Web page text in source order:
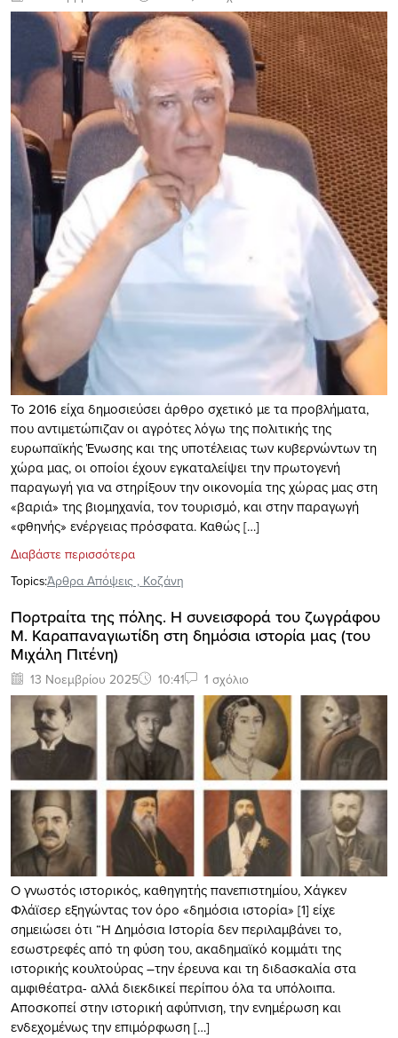
Το 2016 είχα δημοσιεύσει άρθρο σχετικό με τα προβλήματα,
που αντιμετώπιζαν οι αγρότες λόγω της πολιτικής της
ευρωπαϊκής Ένωσης και της υποτέλειας των κυβερνώντων τη
χώρα μας, οι οποίοι έχουν εγκαταλείψει την πρωτογενή
παραγωγή για να στηρίξουν την οικονομία της χώρας μας στη
«βαριά» της βιομηχανία, τον τουρισμό, και στην παραγωγή
«φθηνής» ενέργειας πρόσφατα. Καθώς […]
Διαβάστε περισσότερα
Topics:Άρθρα Απόψεις , Κοζάνη
Πορτραίτα της πόλης. Η συνεισφορά του ζωγράφου
Μ. Καραπαναγιωτίδη στη δημόσια ιστορία μας (του
Μιχάλη Πιτένη)
13 Νοεμβρίου 2025 10:41 1 σχόλιο
Ο γνωστός ιστορικός, καθηγητής πανεπιστημίου, Χάγκεν
Φλάϊσερ εξηγώντας τον όρο «δημόσια ιστορία» [1] είχε
σημειώσει ότι “Η Δημόσια Ιστορία δεν περιλαμβάνει το,
εσωστρεφές από τη φύση του, ακαδημαϊκό κομμάτι της
ιστορικής κουλτούρας –την έρευνα και τη διδασκαλία στα
αμφιθέατρα- αλλά διεκδικεί περίπου όλα τα υπόλοιπα.
Αποσκοπεί στην ιστορική αφύπνιση, την ενημέρωση και
ενδεχομένως την επιμόρφωση […]